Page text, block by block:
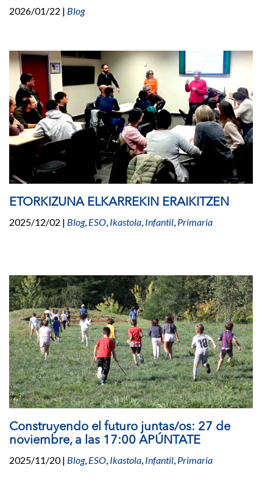
2026/01/22 | Blog
ETORKIZUNA ELKARREKIN ERAIKITZEN
2025/12/02 | Blog, ESO, Ikastola, Infantil, Primaria
Construyendo el futuro juntas/os: 27 de
noviembre, a las 17:00 APÚNTATE
2025/11/20| Blog, ESO, Ikastola, Infantil, Primaria